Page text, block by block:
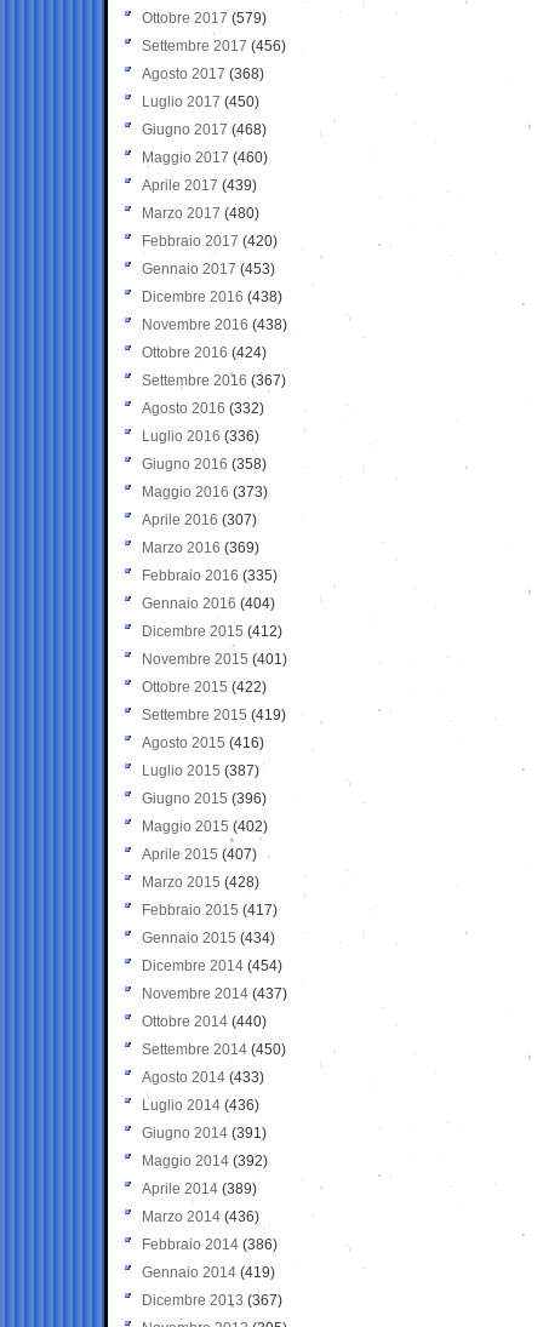
Ottobre 2017 (579)
Settembre 2017 (456)
Agosto 2017 (368)
Luglio 2017 (450)
Giugno 2017 (468)
Maggio 2017 (460)
Aprile 2017 (439)
Marzo 2017 (480)
Febbraio 2017 (420)
Gennaio 2017 (453)
Dicembre 2016 (438)
Novembre 2016 (438)
Ottobre 2016 (424)
Settembre 2016 (367)
Agosto 2016 (332)
Luglio 2016 (336)
Giugno 2016 (358)
Maggio 2016 (373)
Aprile 2016 (307)
Marzo 2016 (369)
Febbraio 2016 (335)
Gennaio 2016 (404)
Dicembre 2015 (412)
Novembre 2015 (401)
Ottobre 2015 (422)
Settembre 2015 (419)
Agosto 2015 (416)
Luglio 2015 (387)
Giugno 2015 (396)
Maggio 2015 (402)
Aprile 2015 (407)
Marzo 2015 (428)
Febbraio 2015 (417)
Gennaio 2015 (434)
Dicembre 2014 (454)
Novembre 2014 (437)
Ottobre 2014 (440)
Settembre 2014 (450)
Agosto 2014 (433)
Luglio 2014 (436)
Giugno 2014 (391)
Maggio 2014 (392)
Aprile 2014 (389)
Marzo 2014 (436)
Febbraio 2014 (386)
Gennaio 2014 (419)
Dicembre 2013 (367)